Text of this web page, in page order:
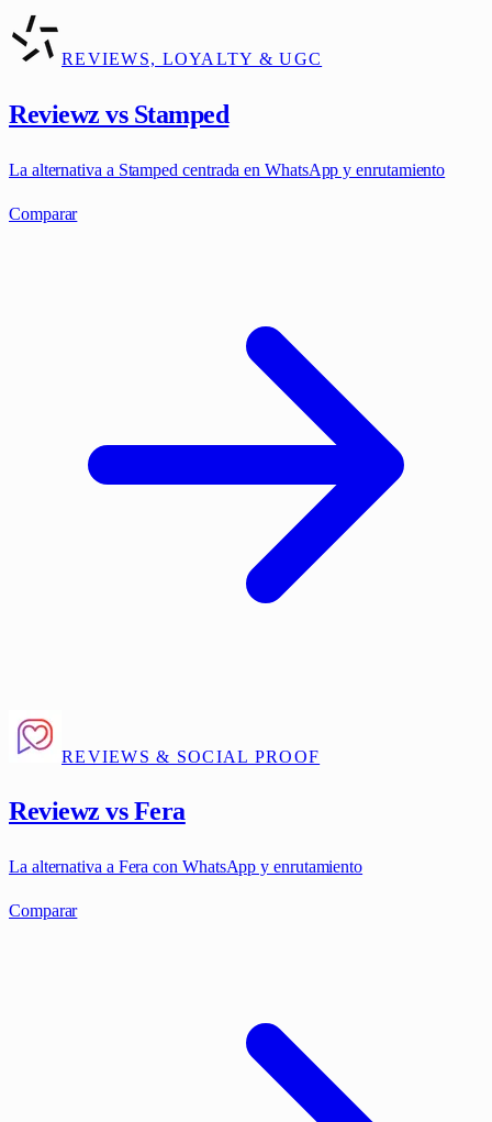
REVIEWS, LOYALTY & UGC
Reviewz vs Stamped
La alternativa a Stamped centrada en WhatsApp y enrutamiento
Comparar
REVIEWS & SOCIAL PROOF
Reviewz vs Fera
La alternativa a Fera con WhatsApp y enrutamiento
Comparar